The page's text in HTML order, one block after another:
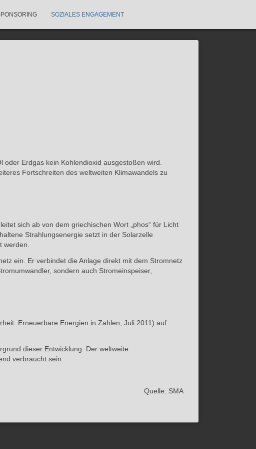
SOZIALES ENGAGEMENT
Erdgas kein Kohlendioxid ausgestoßen wird.
Fortschreiten des weltweiten Klimawandels zu
leitet sich ab von dem griechischen Wort „phos“ für Licht
Strahlungsenergie setzt in der Solarzelle
werden.
ein. Er verbindet die Anlage direkt mit dem Stromnetz
sondern auch Stromeinspeiser,
Erneuerbare Energien in Zahlen, Juli 2011) auf
dieser Entwicklung: Der weltweite
verbraucht sein.
Quelle: SMA